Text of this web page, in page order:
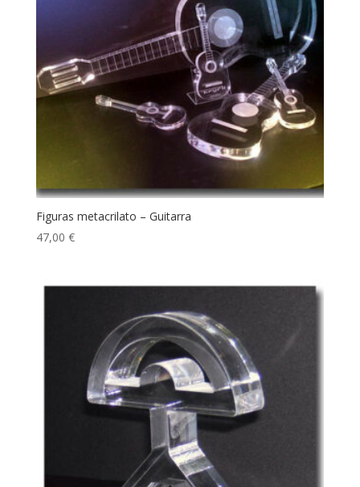
Figuras metacrilato – Guitarra
47,00 €